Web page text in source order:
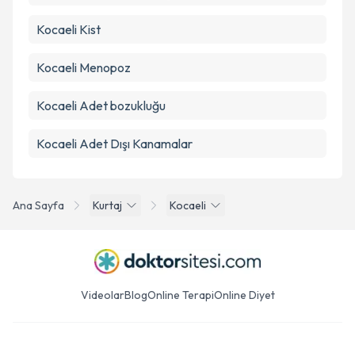
Ana Sayfa Kurtaj Kocaeli
Kocaeli Kist
Kocaeli Menopoz
Kocaeli Adet bozukluğu
Kocaeli Adet Dışı Kanamalar
VideolarBlogOnline TerapiOnline Diyet